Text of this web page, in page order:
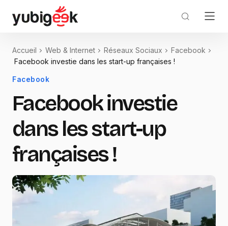
Accueil Web & Internet Réseaux Sociaux
Facebook
Facebook investie dans les start-up françaises !
Facebook
Facebook investie
dans les start-up
françaises !